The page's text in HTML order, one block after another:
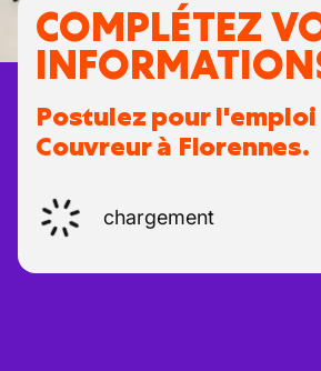
COMPLÉTEZ
Postulez pour l'emploi
Couvreur à Florennes.
chargement